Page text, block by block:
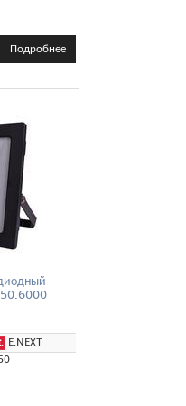
Подробнее
E.NEXT